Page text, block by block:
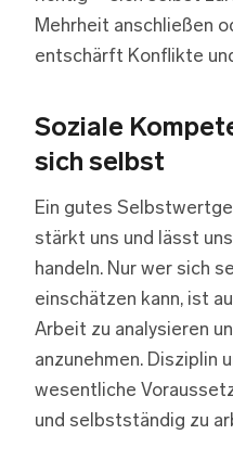
Mehrheit anschließen
entschärft Konflikte
Soziale
sich selbst
Ein gutes
stärkt uns und lässt
handeln. Nur wer sich
einschätzen kann, ist
Arbeit zu analysieren
anzunehmen. Disziplin
wesentliche
und selbstständig zu